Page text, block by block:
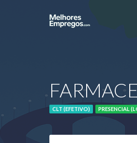
CLT (EFETIVO) PRESENCIAL